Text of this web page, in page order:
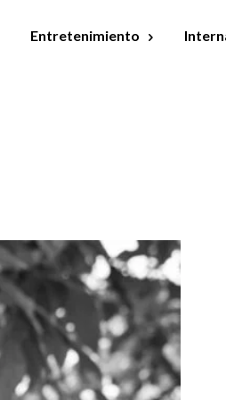
Entretenimiento